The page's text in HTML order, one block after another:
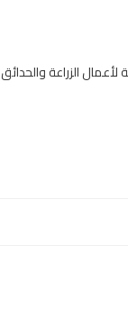
الزراعة والحدائق